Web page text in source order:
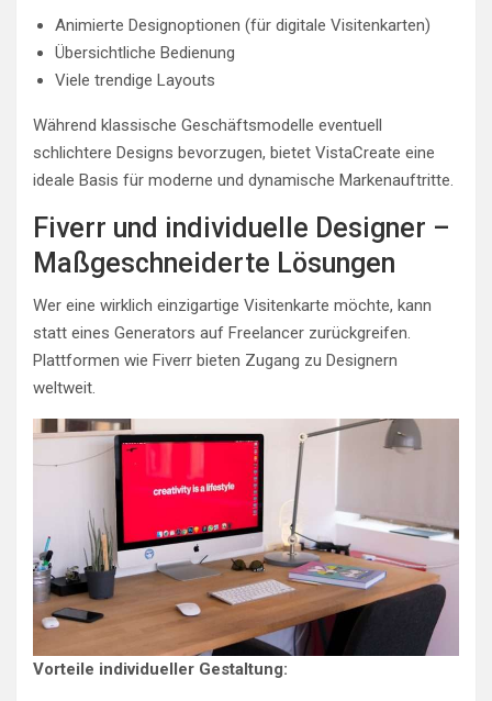
Animierte Designoptionen (für digitale Visitenkarten)
Übersichtliche Bedienung
Viele trendige Layouts
Während klassische Geschäftsmodelle eventuell
schlichtere Designs bevorzugen, bietet VistaCreate eine
ideale Basis für moderne und dynamische Markenauftritte.
Fiverr und individuelle Designer –
Maßgeschneiderte Lösungen
Wer eine wirklich einzigartige Visitenkarte möchte, kann
statt eines Generators auf Freelancer zurückgreifen.
Plattformen wie Fiverr bieten Zugang zu Designern
weltweit.
Vorteile individueller Gestaltung: